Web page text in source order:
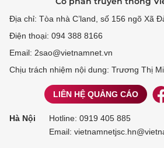
Địa chỉ: Tòa nhà C’land, số 156 ngõ Xã
Điện thoại: 094 388 8166
Email: 2sao@vietnamnet.vn
Chịu trách nhiệm nội dung: Trương Thị
LIÊN HỆ QUẢNG CÁO
Hà Nội Hotline: 0919 405 885
Email: